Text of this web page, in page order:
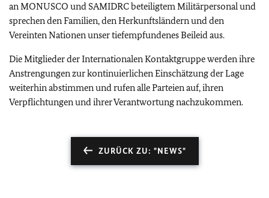
an MONUSCO und SAMIDRC beteiligtem Militärpersonal und
sprechen den Familien, den Herkunftsländern und den
Vereinten Nationen unser tiefempfundenes Beileid aus.
Die Mitglieder der Internationalen Kontaktgruppe werden ihre
Anstrengungen zur kontinuierlichen Einschätzung der Lage
weiterhin abstimmen und rufen alle Parteien auf, ihren
Verpflichtungen und ihrer Verantwortung nachzukommen.
ZURÜCK ZU: "NEWS"